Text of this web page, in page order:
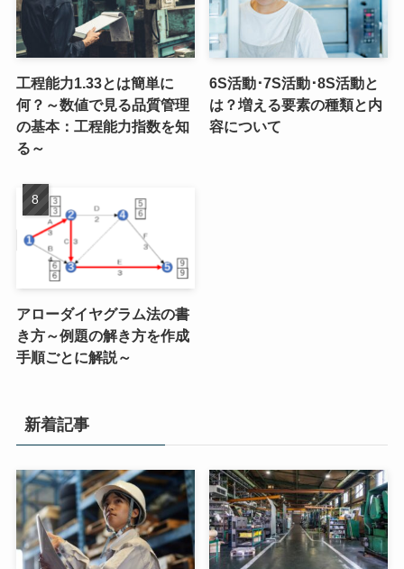
工程能力1.33とは簡単に
何？～数値で見る品質管理
の基本：工程能力指数を知
る～
6S活動･7S活動･8S活動と
は？増える要素の種類と内
容について
アローダイヤグラム法の書
き方～例題の解き方を作成
手順ごとに解説～
新着記事